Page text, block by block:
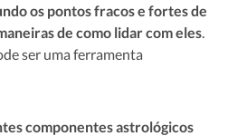
os pontos fracos e fortes de
de como lidar com eles
ser uma ferramenta
componentes astrológicos